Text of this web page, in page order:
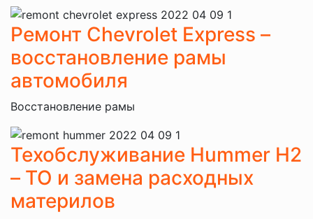
Ремонт Chevrolet Express –
восстановление рамы
автомобиля
Восстановление рамы
Техобслуживание Hummer H2
– ТО и замена расходных
материлов